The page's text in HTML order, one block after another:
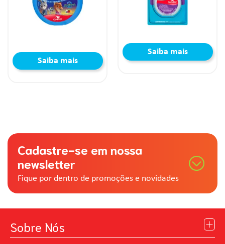
Saiba mais Saiba
Cadastre-se em nossa
newsletter
Fique por dentro de promoções e novidades
Sobre Nós